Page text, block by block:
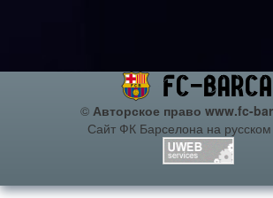
© Авторское право www.fc-
Сайт ФК Барселона на русском